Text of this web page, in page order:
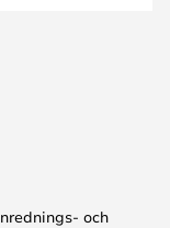
och